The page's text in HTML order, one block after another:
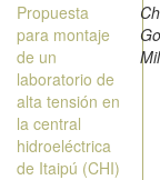
Propuesta
para montaje
de un
laboratorio de
alta tensión en
la central
hidroeléctrica
de Itaipú (CHI)